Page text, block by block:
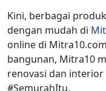
Kini, berbagai
dengan mudah di
online di
bangunan, Mitra10
renovasi dan
#SemurahItu.